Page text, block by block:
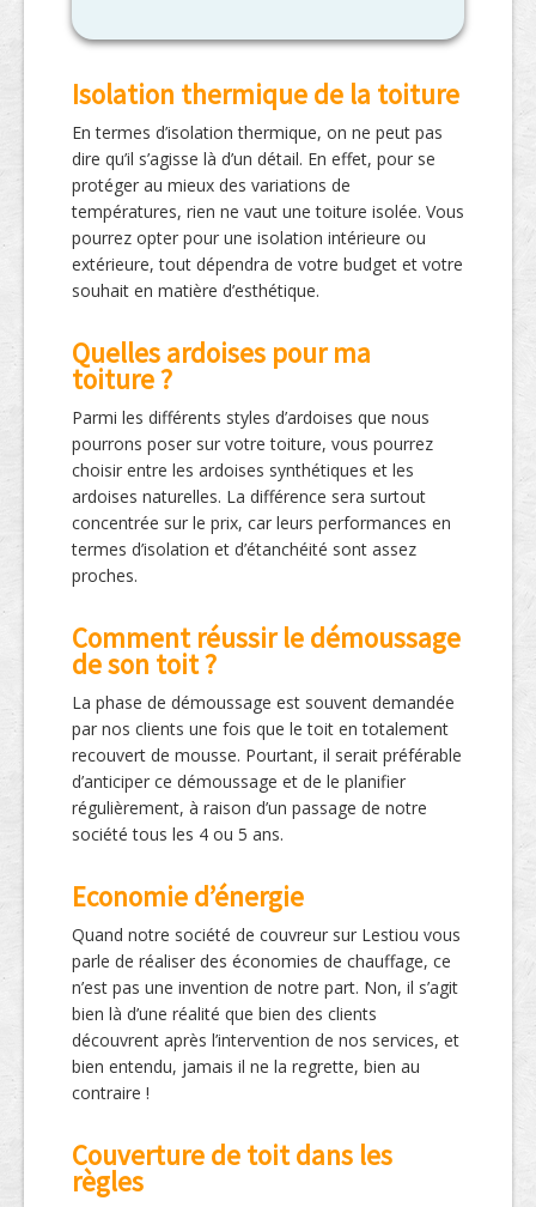
Isolation thermique de la toiture
En termes d’isolation thermique, on ne peut pas
dire qu’il s’agisse là d’un détail. En effet, pour se
protéger au mieux des variations de
températures, rien ne vaut une toiture isolée. Vous
pourrez opter pour une isolation intérieure ou
extérieure, tout dépendra de votre budget et votre
souhait en matière d’esthétique.
Quelles ardoises pour ma
toiture ?
Parmi les différents styles d’ardoises que nous
pourrons poser sur votre toiture, vous pourrez
choisir entre les ardoises synthétiques et les
ardoises naturelles. La différence sera surtout
concentrée sur le prix, car leurs performances en
termes d’isolation et d’étanchéité sont assez
proches.
Comment réussir le démoussage
de son toit ?
La phase de démoussage est souvent demandée
par nos clients une fois que le toit en totalement
recouvert de mousse. Pourtant, il serait préférable
d’anticiper ce démoussage et de le planifier
régulièrement, à raison d’un passage de notre
société tous les 4 ou 5 ans.
Economie d’énergie
Quand notre société de couvreur sur Lestiou vous
parle de réaliser des économies de chauffage, ce
n’est pas une invention de notre part. Non, il s’agit
bien là d’une réalité que bien des clients
découvrent après l’intervention de nos services, et
bien entendu, jamais il ne la regrette, bien au
contraire !
Couverture de toit dans les
règles